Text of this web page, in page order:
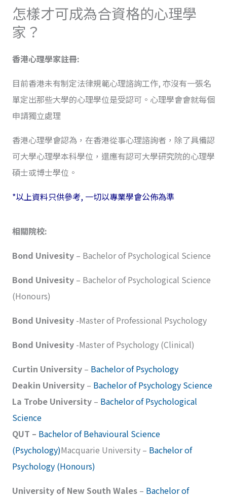
怎樣才可成為合資格的心理學
家？
香港心理學家註冊:
目前香港未有制定法律規範心理諮詢工作, 亦沒有一張名
單定出那些大學的心理學位是受認可。心理學會會就每個
申請獨立處理
香港心理學會認為，在香港從事心理諮詢者，除了具備認
可大學心理學本科學位，還應有認可大學研究院的心理學
碩士或博士學位。
*以上資料只供參考, 一切以專業學會公佈為準
相關院校:
Bond Univesity – Bachelor of Psychological Science
Bond Univesity – Bachelor of Psychological Science
(Honours)
Bond Univesity -Master of Professional Psychology
Bond Univesity -Master of Psychology (Clinical)
Curtin University – Bachelor of Psychology
Deakin University – Bachelor of Psychology Science
La Trobe University – Bachelor of Psychological
Science
QUT – Bachelor of Behavioural Science
(Psychology)Macquarie University – Bachelor of
Psychology (Honours)
University of New South Wales – Bachelor of